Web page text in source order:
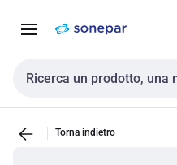
navigazione alla
Cerca input
Torna indietro